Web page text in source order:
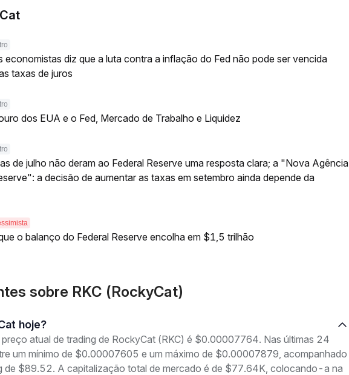
economistas diz que a luta contra a inflação do Fed não pode ser vencida
taxas de juros
dos EUA e o Fed, Mercado de Trabalho e Liquidez
de julho não deram ao Federal Reserve uma resposta clara; a "Nova Agência
a decisão de aumentar as taxas em setembro ainda depende da
o balanço do Federal Reserve encolha em $1,5 trilhão
sobre RKC (RockyCat)
hoje?
atual de trading de RockyCat (RKC) é $0.00007764. Nas últimas 24
um mínimo de $0.00007605 e um máximo de $0.00007879, acompanhado
de $89.52. A capitalização total de mercado é de $77.64K, colocando-a na